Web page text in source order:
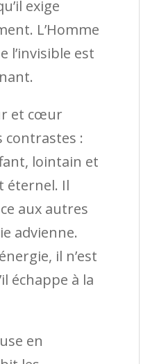
exige
L’Homme
l’invisible est
et cœur
contrastes :
lointain et
éternel. Il
aux autres
advienne.
il n’est
échappe à la
en